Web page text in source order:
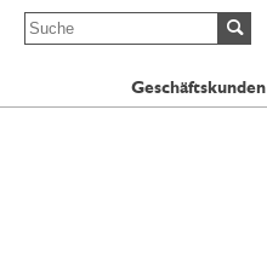
Geschäftskunden